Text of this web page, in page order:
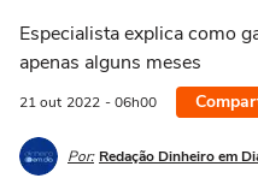
Especialista explica como
apenas alguns meses
21 out 2022 - 06h00
Por: Redação Dinheiro em